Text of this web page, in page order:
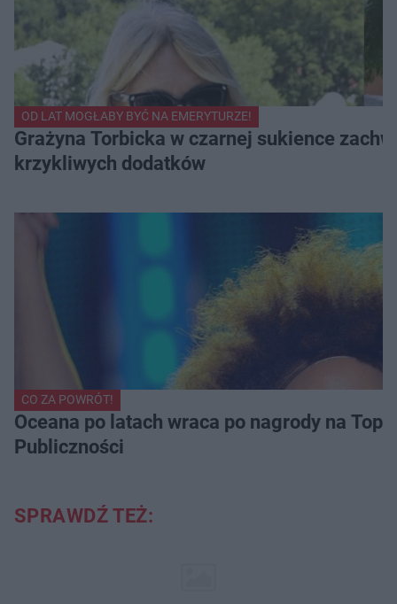
OD LAT MOGŁABY BYĆ NA EMERYTURZE!
Grażyna Torbicka w czarnej sukience
krzykliwych dodatków
CO ZA POWRÓT!
Oceana po latach wraca po nagrody na Top
Publiczności
SPRAWDŹ TEŻ: